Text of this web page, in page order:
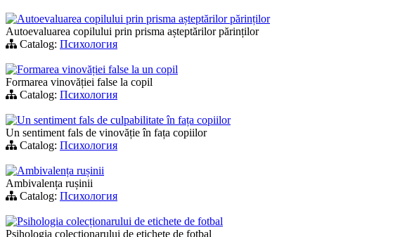
Autoevaluarea copilului prin prisma așteptărilor părinților
Autoevaluarea copilului prin prisma așteptărilor părinților
Catalog: Психология
Formarea vinovăției false la un copil
Formarea vinovăției false la copil
Catalog: Психология
Un sentiment fals de culpabilitate în fața copiilor
Un sentiment fals de vinovăție în fața copiilor
Catalog: Психология
Ambivalența rușinii
Ambivalența rușinii
Catalog: Психология
Psihologia colecționarului de etichete de fotbal
Psihologia colecționarului de etichete de fotbal